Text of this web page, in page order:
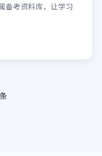
备考资料库，让学习
条